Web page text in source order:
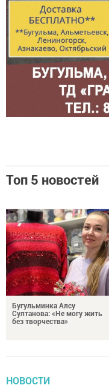
Топ 5 новостей
Бугульминка Алсу
Султанова: «Не могу жить
без творчества»
НОВОСТИ